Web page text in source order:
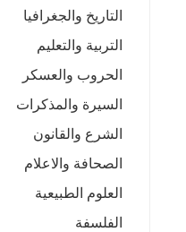
التاريخ والجغرافيا
التربية والتعليم
الحروب والعسكر
السيرة والمذكرات
الشرع والقانون
الصحافة والاعلام
العلوم الطبيعية
الفلسفة